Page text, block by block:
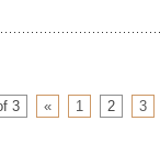
3 « 1 2 3